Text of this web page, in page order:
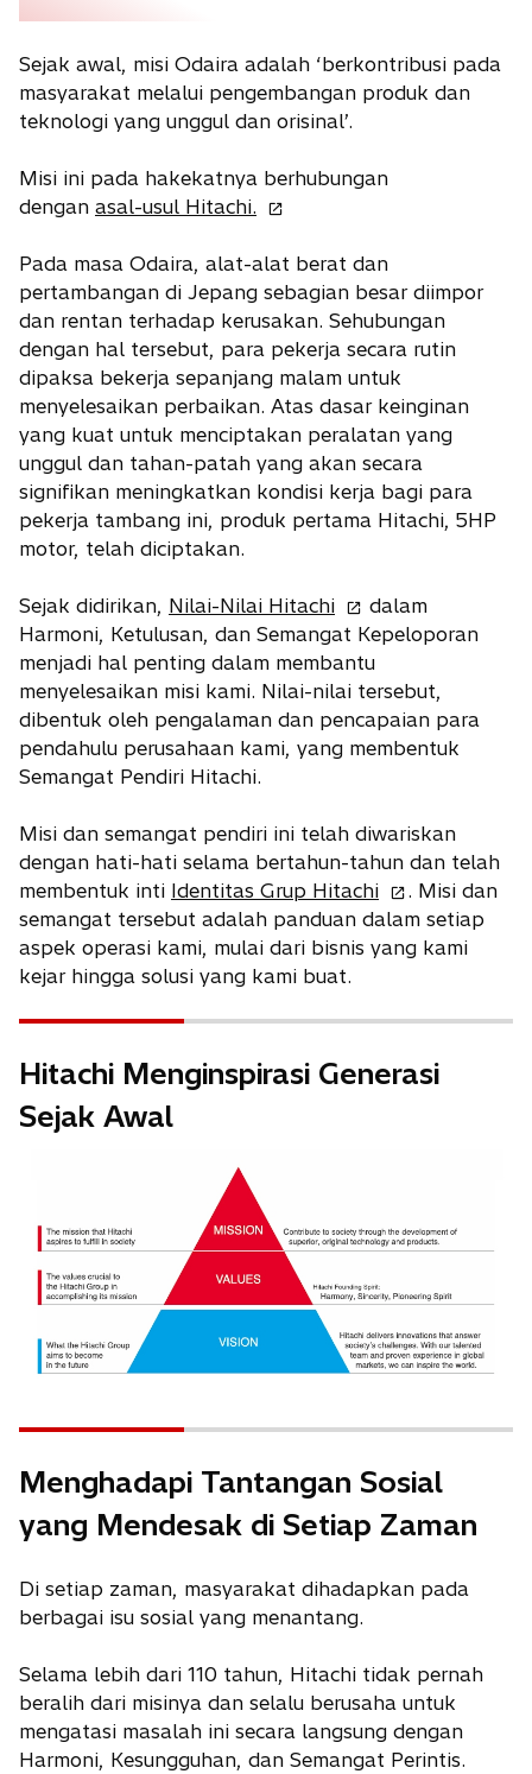
Sejak awal, misi Odaira adalah ‘berkontribusi pada
masyarakat melalui pengembangan produk dan
teknologi yang unggul dan orisinal’.
Misi ini pada hakekatnya berhubungan
dengan asal-usul Hitachi.
e
n
s
i
n
a
n
e
w
t
Pada masa Odaira, alat-alat berat dan
pertambangan di Jepang sebagian besar diimpor
dan rentan terhadap kerusakan. Sehubungan
dengan hal tersebut, para pekerja secara rutin
dipaksa bekerja sepanjang malam untuk
menyelesaikan perbaikan. Atas dasar keinginan
yang kuat untuk menciptakan peralatan yang
unggul dan tahan-patah yang akan secara
signifikan meningkatkan kondisi kerja bagi para
pekerja tambang ini, produk pertama Hitachi, 5HP
motor, telah diciptakan.
Sejak didirikan, Nilai-Nilai Hitachio
p
e
n
s
i
n
e
w
t
a
b
dalam
Harmoni, Ketulusan, dan Semangat Kepeloporan
menjadi hal penting dalam membantu
menyelesaikan misi kami. Nilai-nilai tersebut,
dibentuk oleh pengalaman dan pencapaian para
pendahulu perusahaan kami, yang membentuk
Semangat Pendiri Hitachi.
Misi dan semangat pendiri ini telah diwariskan
dengan hati-hati selama bertahun-tahun dan telah
membentuk inti Identitas Grup Hitachio
p
e
a
a
. Misi dan
semangat tersebut adalah panduan dalam setiap
aspek operasi kami, mulai dari bisnis yang kami
kejar hingga solusi yang kami buat.
Hitachi Menginspirasi Generasi
Sejak Awal
Menghadapi Tantangan Sosial
yang Mendesak di Setiap Zaman
Di setiap zaman, masyarakat dihadapkan pada
berbagai isu sosial yang menantang.
Selama lebih dari 110 tahun, Hitachi tidak pernah
beralih dari misinya dan selalu berusaha untuk
mengatasi masalah ini secara langsung dengan
Harmoni, Kesungguhan, dan Semangat Perintis.